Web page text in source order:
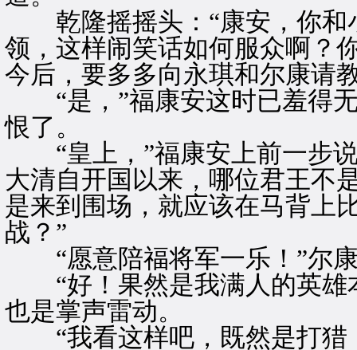
乾隆摇摇头：“康安，你和
领，这样闹笑话如何服众啊？
今后，要多多向永琪和尔康请
“是，”福康安这时已羞得无
恨了。
“皇上，”福康安上前一步说
大清自开国以来，哪位君王不
是来到围场，就应该在马背上
战？”
“愿意陪福将军一乐！”尔康
“好！果然是我满人的英雄
也是掌声雷动。
“我看这样吧，既然是打猎